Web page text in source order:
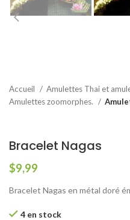
Accueil
Amulettes Thai et
Amulettes zoomorphes.
Bracelet Nagas
$9,99
Bracelet Nagas en métal doré
4 en stock